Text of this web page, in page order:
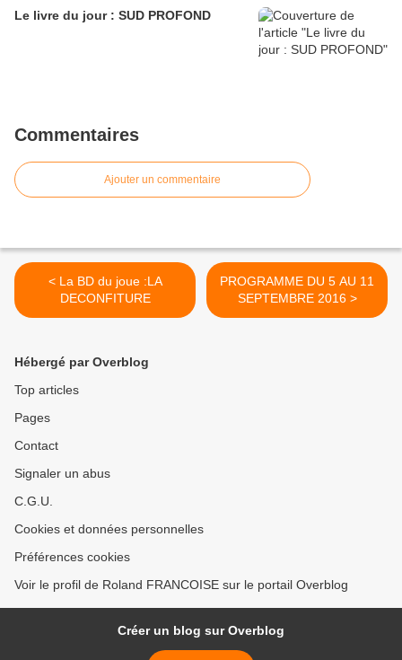
Le livre du jour : SUD PROFOND
Commentaires
Ajouter un commentaire
< La BD du joue :LA
DECONFITURE
PROGRAMME DU 5 AU 11
SEPTEMBRE 2016 >
Hébergé par Overblog
Top articles
Pages
Contact
Signaler un abus
C.G.U.
Cookies et données personnelles
Préférences cookies
Voir le profil de Roland FRANCOISE sur le portail Overblog
Créer un blog sur Overblog